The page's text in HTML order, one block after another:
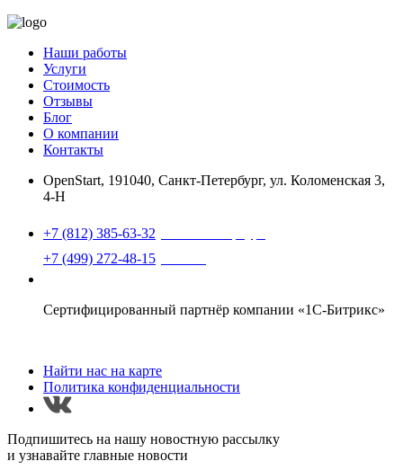
Наши работы
Услуги
Стоимость
Отзывы
Блог
О компании
Контакты
OpenStart, 191040, Санкт-Петербург, ул. Коломенская 3,
4-Н
+7 (812) 385-63-32
+7 (499) 272-48-15
Сертифицированный партнёр компании «1С-Битрикс»
Найти нас на карте
Политика конфиденциальности
Подпишитесь на нашу новостную рассылку
и узнавайте главные новости